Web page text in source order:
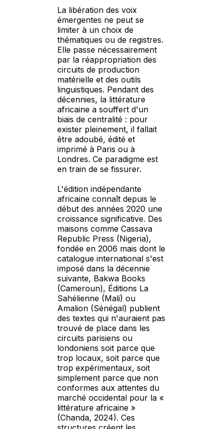
La libération des voix
émergentes ne peut se
limiter à un choix de
thématiques ou de registres.
Elle passe nécessairement
par la réappropriation des
circuits de production
matérielle et des outils
linguistiques. Pendant des
décennies, la littérature
africaine a souffert d'un
biais de centralité : pour
exister pleinement, il fallait
être adoubé, édité et
imprimé à Paris ou à
Londres. Ce paradigme est
en train de se fissurer.
L'édition indépendante
africaine connaît depuis le
début des années 2020 une
croissance significative. Des
maisons comme Cassava
Republic Press (Nigeria),
fondée en 2006 mais dont le
catalogue international s'est
imposé dans la décennie
suivante, Bakwa Books
(Cameroun), Éditions La
Sahélienne (Mali) ou
Amalion (Sénégal) publient
des textes qui n'auraient pas
trouvé de place dans les
circuits parisiens ou
londoniens soit parce que
trop locaux, soit parce que
trop expérimentaux, soit
simplement parce que non
conformes aux attentes du
marché occidental pour la «
littérature africaine »
(Chanda, 2024). Ces